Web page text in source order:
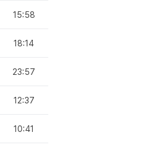
15:58
18:14
23:57
12:37
10:41